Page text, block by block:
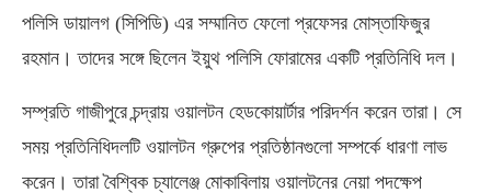
পলিসি ডায়ালগ (সিপিডি) এর সম্মানিত ফেলো প্রফেসর মোস্তাফিজুর
রহমান। তাদের সঙ্গে ছিলেন ইয়ুথ পলিসি ফোরামের একটি প্রতিনিধি দল।
সম্প্রতি গাজীপুরে চন্দ্রায় ওয়ালটন হেডকোয়ার্টার পরিদর্শন করেন তারা। সে
সময় প্রতিনিধিদলটি ওয়ালটন গ্রুপের প্রতিষ্ঠানগুলো সম্পর্কে ধারণা লাভ
করেন। তারা বৈশ্বিক চ্যালেঞ্জ মোকাবিলায় ওয়ালটনের নেয়া পদক্ষেপ